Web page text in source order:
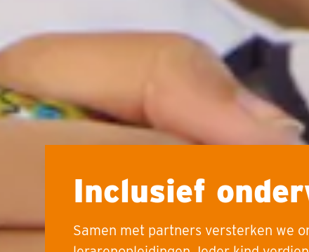
Inclusief
Samen met partners versterken we